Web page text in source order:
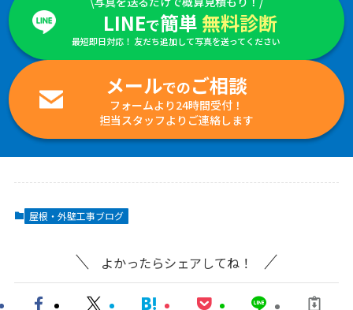
LINEで簡単 無料診断
最短即日対応！ 友だち追加して写真を送ってください
メールでのご相談
フォームより24時間受付！
担当スタッフよりご連絡します
屋根・外壁工事ブログ
よかったらシェアしてね！